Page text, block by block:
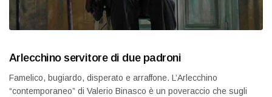
Arlecchino servitore di due padroni
Famelico, bugiardo, disperato e arraffone. L’Arlecchino
“contemporaneo” di Valerio Binasco è un poveraccio che sugli